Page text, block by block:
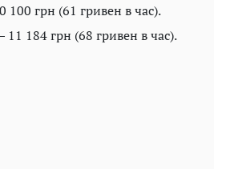
100 грн (61 гривен в час).
11 184 грн (68 гривен в час).